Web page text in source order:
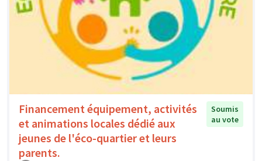
Financement équipement, activités
et animations locales dédié aux
jeunes de l'éco-quartier et leurs
parents.
Soumis
au vote